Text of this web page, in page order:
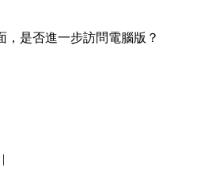
，是否進一步訪問電腦版？
|